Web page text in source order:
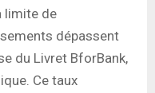
limite de
dépassent
du Livret BforBank,
Ce taux